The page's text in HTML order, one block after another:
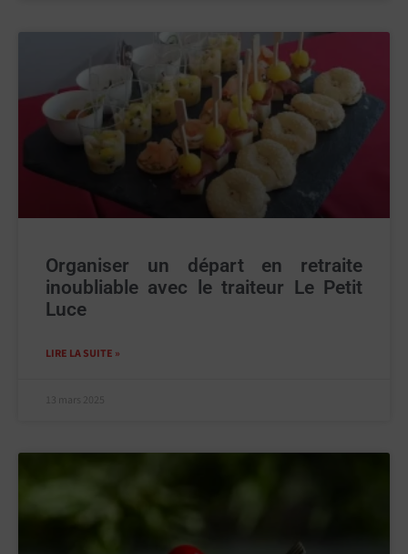
Organiser un départ en retraite
inoubliable avec le traiteur Le Petit
Luce
LIRE LA SUITE »
13 mars 2025